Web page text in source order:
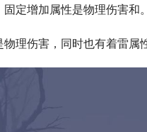
定增加属性是物理伤害和。
理伤害，同时也有着雷属